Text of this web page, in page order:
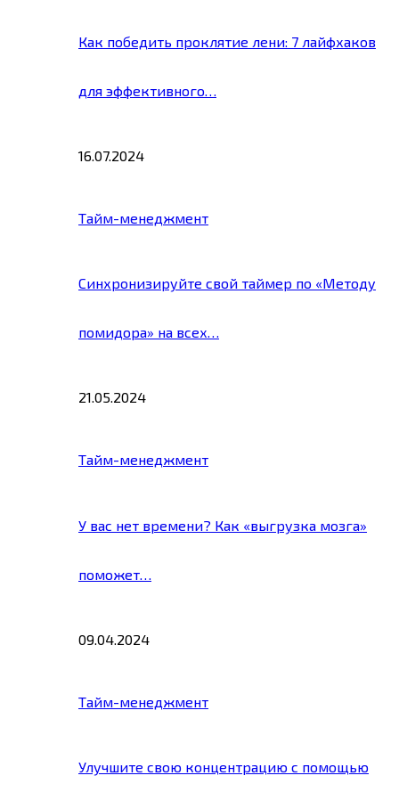
Как победить проклятие лени: 7 лайфхаков
для эффективного…
16.07.2024
Тайм-менеджмент
Синхронизируйте свой таймер по «Методу
помидора» на всех…
21.05.2024
Тайм-менеджмент
У вас нет времени? Как «выгрузка мозга»
поможет…
09.04.2024
Тайм-менеджмент
Улучшите свою концентрацию с помощью